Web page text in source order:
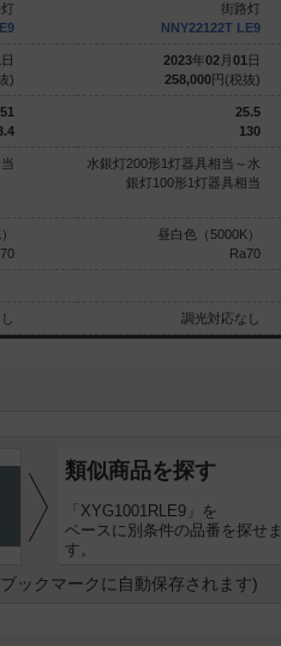
日
)
51
街路灯
NNY22122T LE9
2023年02月 01 日
258,000円(税抜)
25.5
130
水銀灯200形1灯器具相当～水
銀灯100形1灯器具相当
昼白色（5000K）
Ra70
調光対応なし
類似商品を探す
「XYG1001RLE9」を
ベースに別条件の品番を探せま
す。
ックマークに自動保存されます)